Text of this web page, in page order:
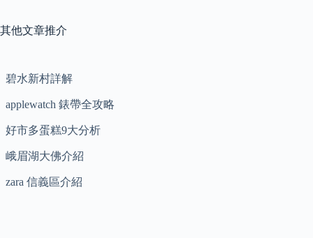
其他文章推介
碧水新村詳解
applewatch 錶帶全攻略
好市多蛋糕9大分析
峨眉湖大佛介紹
zara 信義區介紹